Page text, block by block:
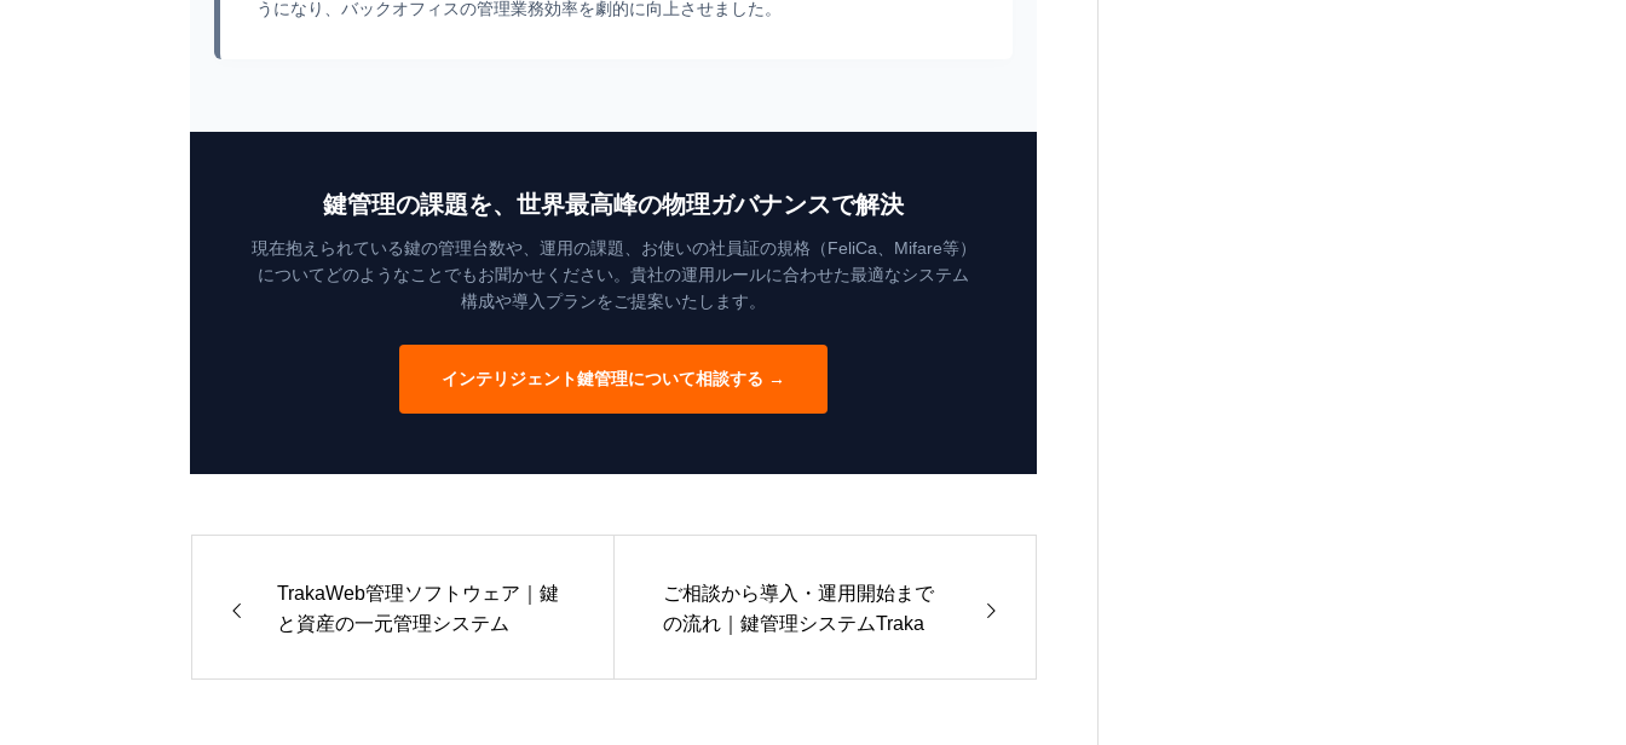
うになり、バックオフィスの管理業務効率を劇的に向上させました。
鍵管理の課題を、世界最高峰の物理ガバナンスで解決
現在抱えられている鍵の管理台数や、運用の課題、お使いの社員証の規格（FeliCa、Mifare等）
についてどのようなことでもお聞かせください。貴社の運用ルールに合わせた最適なシステム
構成や導入プランをご提案いたします。
インテリジェント鍵管理について相談する →
TrakaWeb管理ソフトウェア｜鍵
と資産の一元管理システム
ご相談から導入・運用開始まで
の流れ｜鍵管理システムTraka